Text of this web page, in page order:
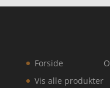
Forside
Vis alle produkter